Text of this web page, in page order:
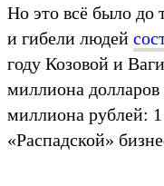
Но это всё было до
и гибели людей
году Козовой и
миллиона
миллиона рублей: 1
«Распадской»